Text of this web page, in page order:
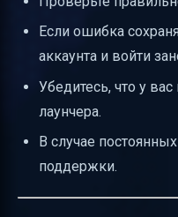
Если ошибка
аккаунта и войти
Убедитесь, что у
лаунчера.
В случае
поддержки.